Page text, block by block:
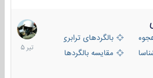
بالگردهای ترابری
مقایسه بالگردها
22
تیر
1405